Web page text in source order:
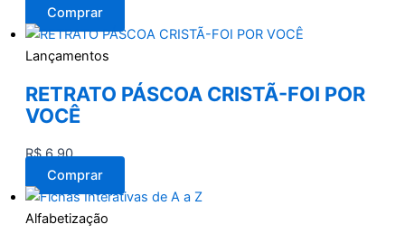
Comprar
Lançamentos
RETRATO PÁSCOA CRISTÃ-FOI POR
VOCÊ
R$6,90
Comprar
Alfabetização